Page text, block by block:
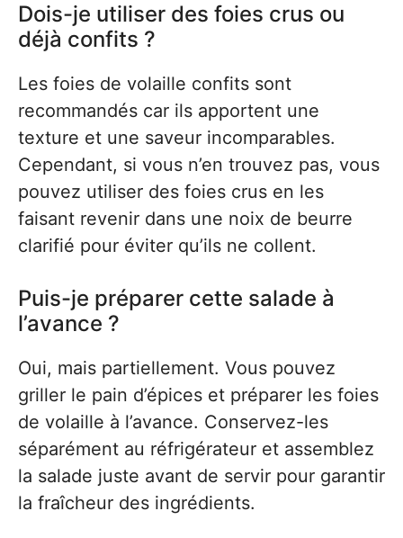
Dois-je utiliser des foies crus ou
déjà confits ?
Les foies de volaille confits sont
recommandés car ils apportent une
texture et une saveur incomparables.
Cependant, si vous n’en trouvez pas, vous
pouvez utiliser des foies crus en les
faisant revenir dans une noix de beurre
clarifié pour éviter qu’ils ne collent.
Puis-je préparer cette salade à
l’avance ?
Oui, mais partiellement. Vous pouvez
griller le pain d’épices et préparer les foies
de volaille à l’avance. Conservez-les
séparément au réfrigérateur et assemblez
la salade juste avant de servir pour garantir
la fraîcheur des ingrédients.